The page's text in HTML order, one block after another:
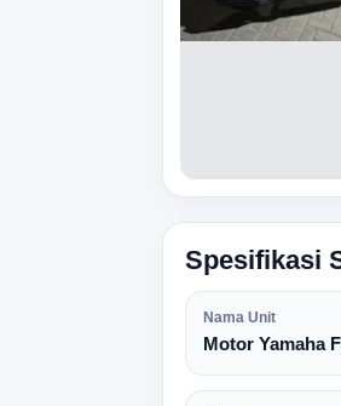
Spesifikasi
Nama Unit
Motor Yamaha